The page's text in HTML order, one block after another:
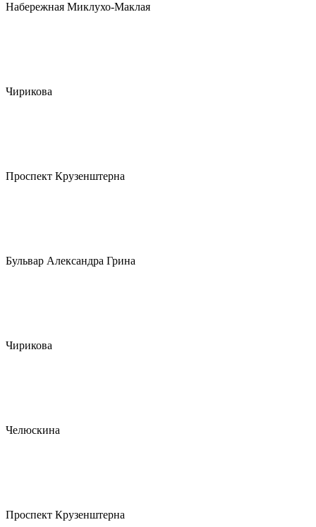
Набережная Миклухо-Маклая
Чирикова
Проспект Крузенштерна
Бульвар Александра Грина
Чирикова
Челюскина
Проспект Крузенштерна